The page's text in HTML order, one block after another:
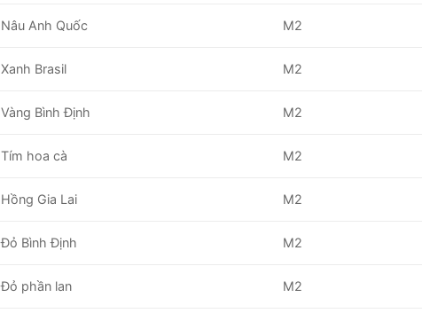
Nâu Anh Quốc M2
Xanh Brasil M2
Vàng Bình Định M2
Tím hoa cà M2
Hồng Gia Lai M2
Đỏ Bình Định M2
Đỏ phần lan M2